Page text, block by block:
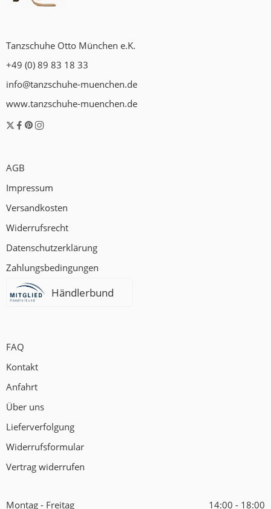
Tanzschuhe Otto München e.K.
+49 (0) 89 83 18 33
info@tanzschuhe-muenchen.de
www.tanzschuhe-muenchen.de
AGB
Impressum
Versandkosten
Widerrufsrecht
Datenschutzerklärung
Zahlungsbedingungen
Händlerbund
FAQ
Kontakt
Anfahrt
Über uns
Lieferverfolgung
Widerrufsformular
Vertrag widerrufen
Montag - Freitag 14:00 - 18:00